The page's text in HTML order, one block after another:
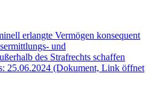
erlangte Vermögen konsequent
und
des Strafrechts schaffen
25.06.2024 (Dokument, Link öffnet